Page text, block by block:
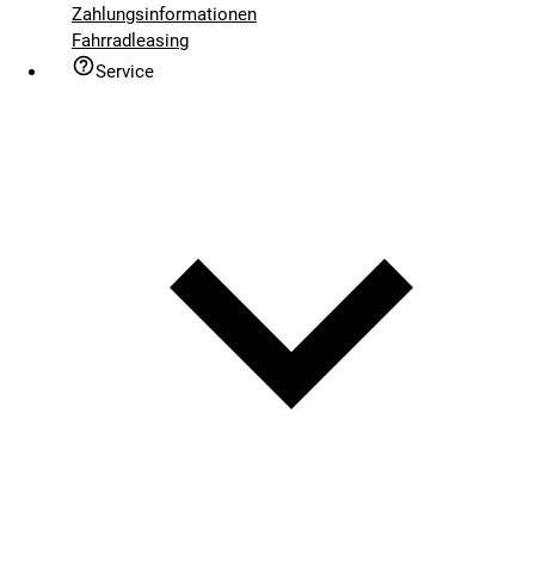
Zahlungsinformationen
Fahrradleasing
Service